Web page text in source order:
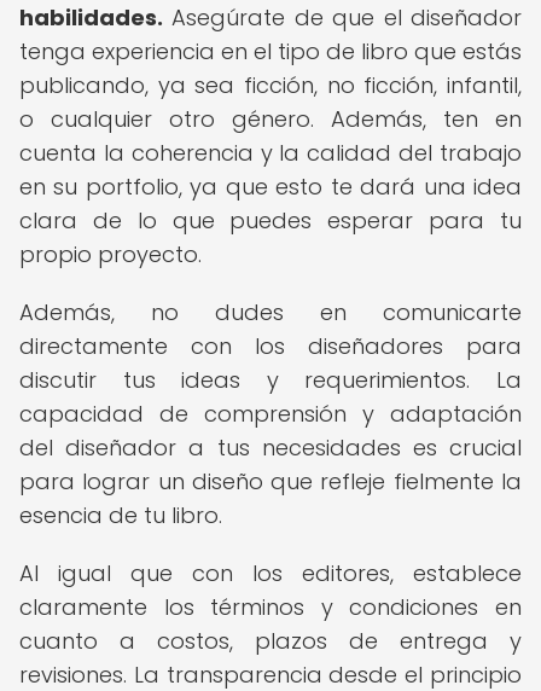
habilidades. Asegúrate de que el diseñador
tenga experiencia en el tipo de libro que estás
publicando, ya sea ficción, no ficción, infantil,
o cualquier otro género. Además, ten en
cuenta la coherencia y la calidad del trabajo
en su portfolio, ya que esto te dará una idea
clara de lo que puedes esperar para tu
propio proyecto.
Además, no dudes en comunicarte
directamente con los diseñadores para
discutir tus ideas y requerimientos. La
capacidad de comprensión y adaptación
del diseñador a tus necesidades es crucial
para lograr un diseño que refleje fielmente la
esencia de tu libro.
Al igual que con los editores, establece
claramente los términos y condiciones en
cuanto a costos, plazos de entrega y
revisiones. La transparencia desde el principio